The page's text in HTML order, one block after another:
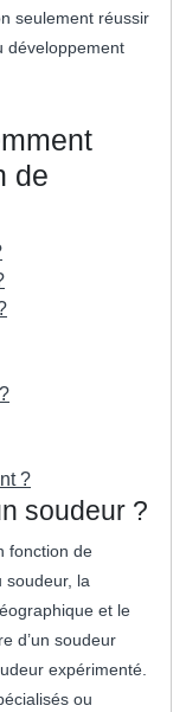
seulement réussir
développement
de
?
soudeur ?
fonction de
soudeur, la
et le
d’un soudeur
expérimenté.
ou